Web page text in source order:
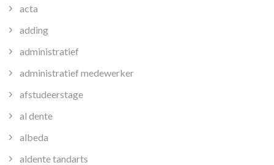
acta
adding
administratief
administratief medewerker
afstudeerstage
al dente
albeda
aldente tandarts